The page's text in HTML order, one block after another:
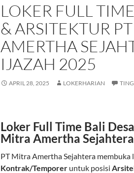
LOKER FULL
& ARSITEKTUR
AMERTHA
IJAZAH 2025
APRIL 28, 2025 LOKERHARIAN
Loker Full Time Bali
Mitra Amertha
PT Mitra Amertha Sejahtera membuka
Kontrak/Temporer untuk posisi